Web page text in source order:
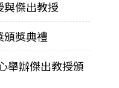
傑出教授
頒獎典禮
舉辦傑出教授頒